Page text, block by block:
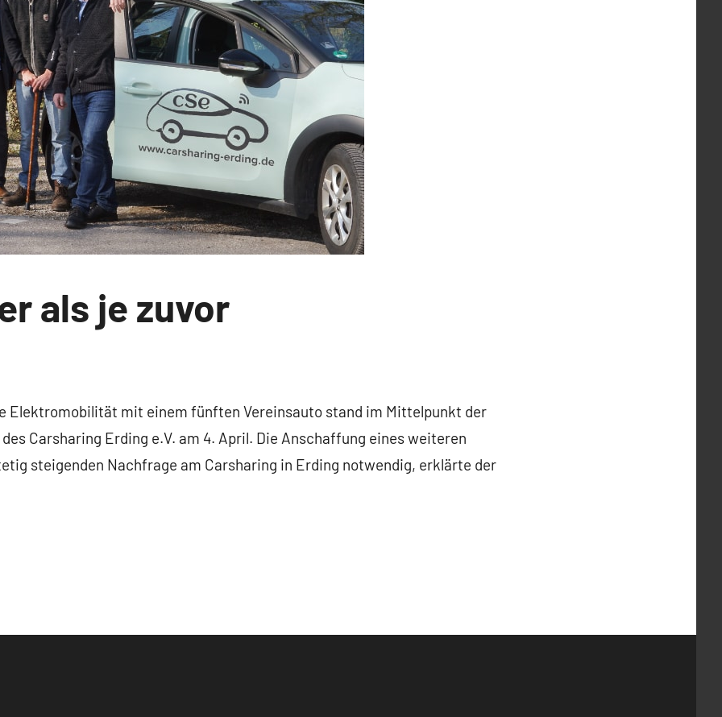
als je zuvor
Elektromobilität mit einem fünften Vereinsauto stand im Mittelpunkt der
Carsharing Erding e.V. am 4. April. Die Anschaffung eines weiteren
steigenden Nachfrage am Carsharing in Erding notwendig, erklärte der